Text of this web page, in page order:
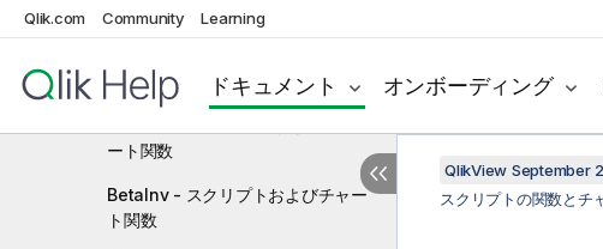
Qlik.com Community Learning
ドキュメント オンボーディング
統計的分布関数
ャート関数
ート関数
BetaInv - スクリプトおよびチャー
ト関数
QlikView September
スクリプトの関数とチ